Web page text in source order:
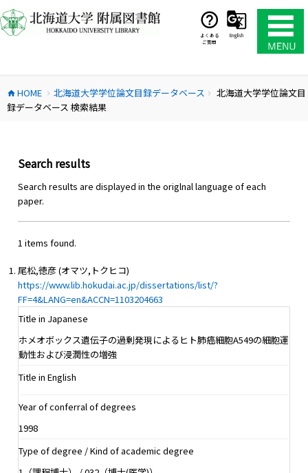
ン
テ
ス
キ
よくある
ご質問
English
home HOME chevron_right 北海道大学学位論文目録データベース chevron_right
北海道大学学位論文目
録データベース 検索結果
Search results
Search results are displayed in the origlnal language of each
paper.
1 items found.
尾松,徳彦 (オマツ,トクヒコ)
https://www.lib.hokudai.ac.jp/dissertations/list/?
FF=4&LANG=en&ACCN=1103204663
Title in Japanese
ホメオボックス遺伝子の過剰発現によるヒト肺癌細胞A549の細胞運
動性および浸潤性の増強
Title in English
Year of conferral of degrees
1998
Type of degree / Kind of academic degree